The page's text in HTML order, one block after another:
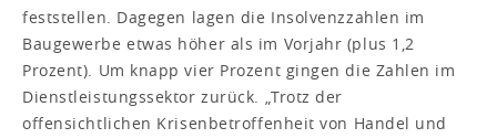
feststellen. Dagegen lagen die Insolvenzzahlen im
Baugewerbe etwas höher als im Vorjahr (plus 1,2
Prozent). Um knapp vier Prozent gingen die Zahlen im
Dienstleistungssektor zurück. „Trotz der
offensichtlichen Krisenbetroffenheit von Handel und